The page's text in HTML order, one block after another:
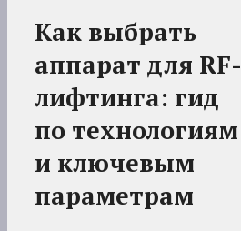
Как выбрать
аппарат для RF-
лифтинга: гид
по технологиям
и ключевым
параметрам